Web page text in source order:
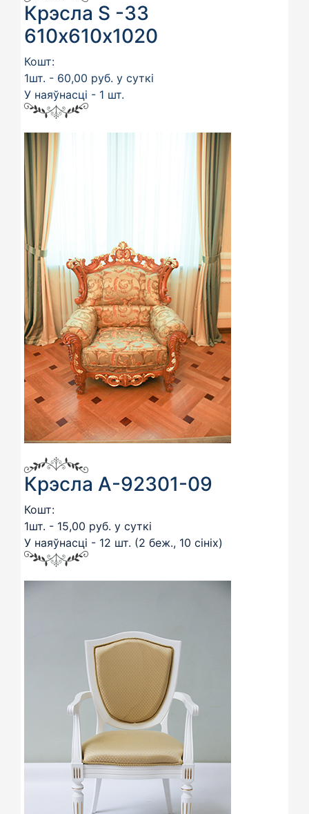
Крэсла S -33
610х610х1020
Кошт:
1шт. - 60,00 руб. у суткі
У наяўнасці - 1 шт.
Крэсла А-92301-09
Кошт:
1шт. - 15,00 руб. у суткі
У наяўнасці - 12 шт. (2 беж., 10 сініх)